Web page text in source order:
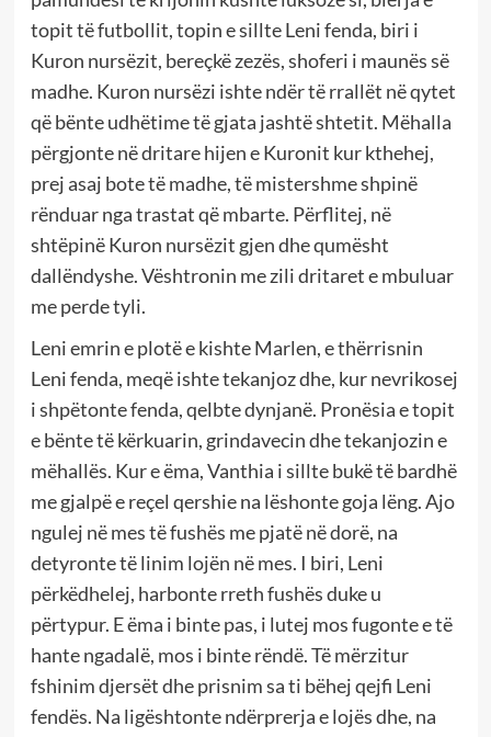
topit të futbollit, topin e sillte Leni fenda, biri i
Kuron nursëzit, bereçkë zezës, shoferi i maunës së
madhe. Kuron nursëzi ishte ndër të rrallët në qytet
që bënte udhëtime të gjata jashtë shtetit. Mëhalla
përgjonte në dritare hijen e Kuronit kur kthehej,
prej asaj bote të madhe, të mistershme shpinë
rënduar nga trastat që mbarte. Përflitej, në
shtëpinë Kuron nursëzit gjen dhe qumësht
dallëndyshe. Vështronin me zili dritaret e mbuluar
me perde tyli.
Leni emrin e plotë e kishte Marlen, e thërrisnin
Leni fenda, meqë ishte tekanjoz dhe, kur nevrikosej
i shpëtonte fenda, qelbte dynjanë. Pronësia e topit
e bënte të kërkuarin, grindavecin dhe tekanjozin e
mëhallës. Kur e ëma, Vanthia i sillte bukë të bardhë
me gjalpë e reçel qershie na lëshonte goja lëng. Ajo
ngulej në mes të fushës me pjatë në dorë, na
detyronte të linim lojën në mes. I biri, Leni
përkëdhelej, harbonte rreth fushës duke u
përtypur. E ëma i binte pas, i lutej mos fugonte e të
hante ngadalë, mos i binte rëndë. Të mërzitur
fshinim djersët dhe prisnim sa ti bëhej qejfi Leni
fendës. Na ligështonte ndërprerja e lojës dhe, na